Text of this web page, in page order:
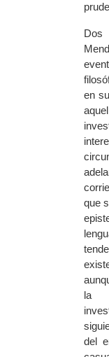
Dos
en
que
la
del